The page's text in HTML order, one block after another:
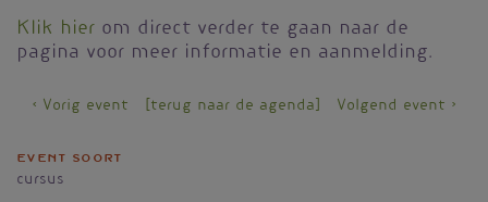
Klik hier om direct verder te gaan naar de
pagina voor meer informatie en aanmelding.
< Vorig event [terug naar de agenda] Volgend event >
Event soort
cursus